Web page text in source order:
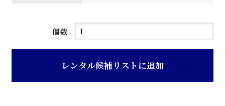
個数
ス
レ
レンタル候補リストに追加